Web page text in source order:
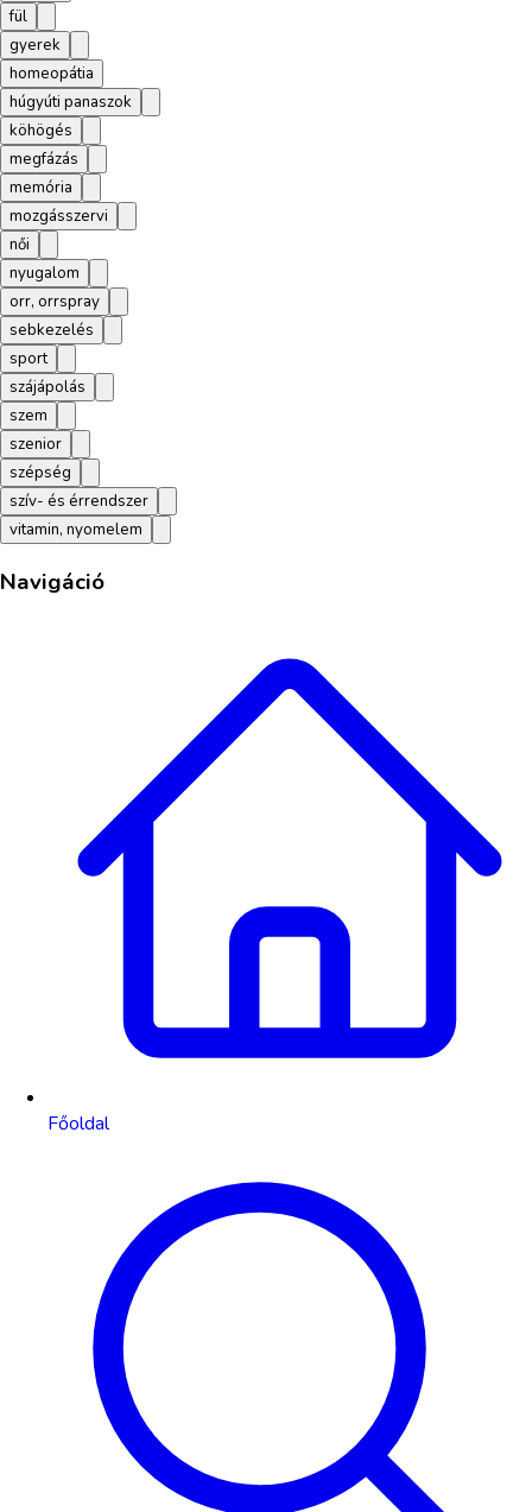
fül
gyerek
homeopátia
húgyúti panaszok
köhögés
megfázás
memória
mozgásszervi
női
nyugalom
orr, orrspray
sebkezelés
sport
szájápolás
szem
szenior
szépség
szív- és érrendszer
vitamin, nyomelem
Navigáció
Főoldal